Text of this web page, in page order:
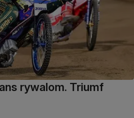
rywalom. Triumf